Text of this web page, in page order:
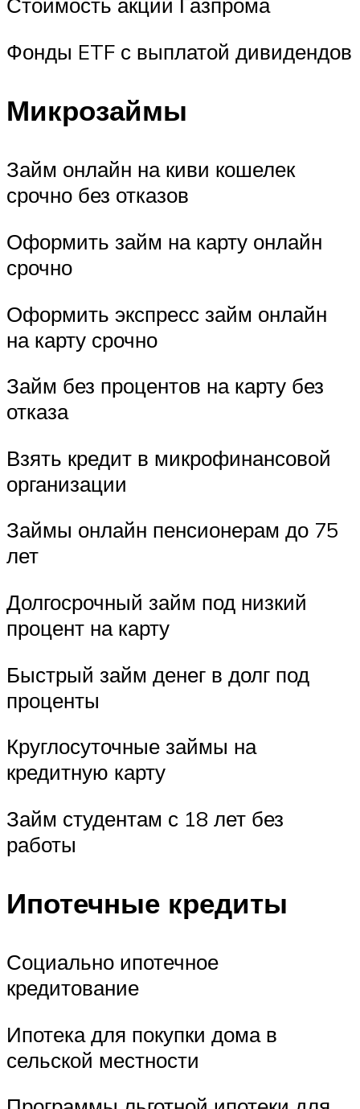
Фонды ETF с выплатой дивидендов
Микрозаймы
Займ онлайн на киви кошелек
срочно без отказов
Оформить займ на карту онлайн
срочно
Оформить экспресс займ онлайн
на карту срочно
Займ без процентов на карту без
отказа
Взять кредит в микрофинансовой
организации
Займы онлайн пенсионерам до 75
лет
Долгосрочный займ под низкий
процент на карту
Быстрый займ денег в долг под
проценты
Круглосуточные займы на
кредитную карту
Займ студентам с 18 лет без
работы
Ипотечные кредиты
Социально ипотечное
кредитование
Ипотека для покупки дома в
сельской местности